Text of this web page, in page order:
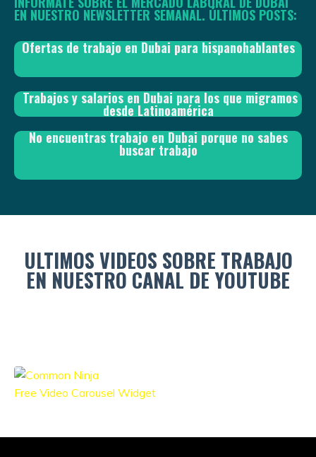
EN NUESTRO NEWSLETTER SEMANAL. ÚLTIMOS POSTS:
Ofertas de trabajo en Dubai para hispanohablantes
Trabajos y salarios en Dubai para los que migramos
desde Latinoamérica
No encuentras trabajo en Dubai porque no sabes
buscar trabajo
ULTIMOS VIDEOS SOBRE TRABAJO
EN NUESTRO CANAL DE YOUTUBE
Free Video Carousel Widget